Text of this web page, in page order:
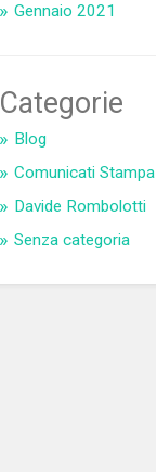
Gennaio 2021
Categorie
Blog
Comunicati Stampa
Davide Rombolotti
Senza categoria